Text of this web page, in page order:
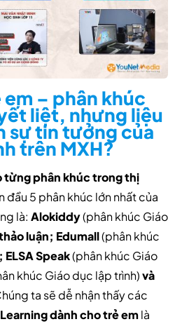
– phân khúc
liệt, nhưng liệu
sự tin tưởng của
trên MXH?
từng phân khúc trong thị
đầu 5 phân khúc lớn nhất của
là: Alokiddy(phân khúc Giáo
luận; Edumall(phân khúc
; ELSA Speak(phân khúc Giáo
khúc Giáo dục lập trình)và
ta sẽ dễ nhận thấy các
dành cho trẻ emlà